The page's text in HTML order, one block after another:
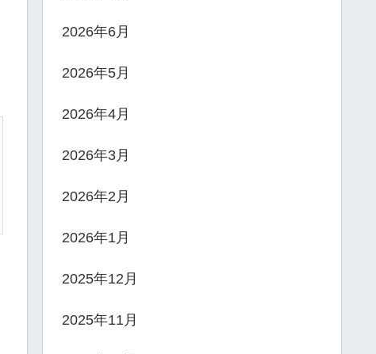
2026年6月
2026年5月
2026年4月
2026年3月
2026年2月
2026年1月
2025年12月
2025年11月